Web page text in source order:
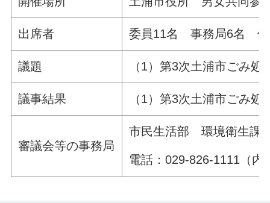
出席者 委員11名 事務局6名 傍
議題 （1）第3次土浦市ご
議事結果 （1）第3次土浦市ごみ
審議会等の事務局
市民生活部 環境衛生課
電話：029-826-1111（